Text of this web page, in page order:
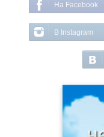
На Facebook
В Instagram